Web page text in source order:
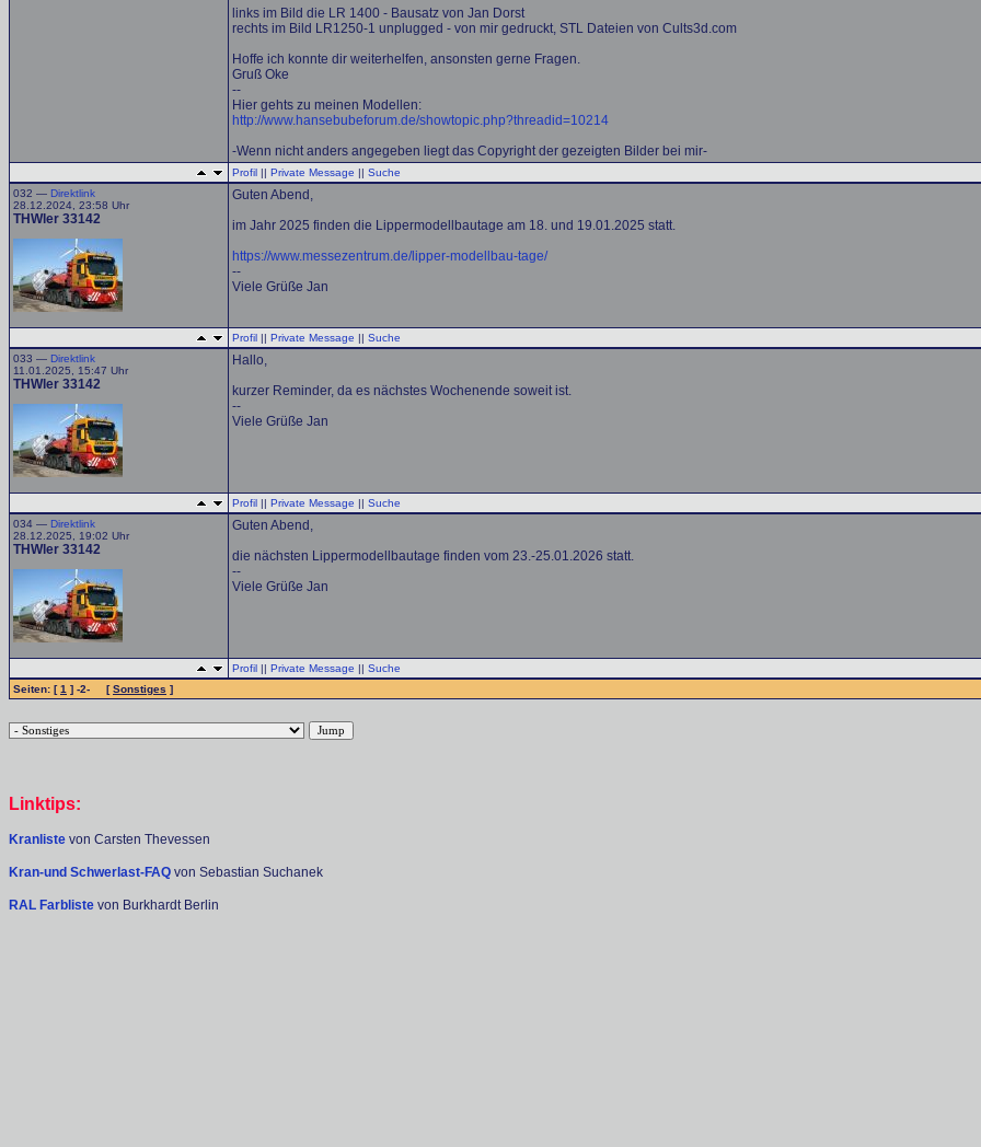
links im Bild die LR 1400 - Bausatz von Jan Dorst
rechts im Bild LR1250-1 unplugged - von mir gedruckt, STL Dateien von Cults3d.com
Hoffe ich konnte dir weiterhelfen, ansonsten gerne Fragen.
Gruß Oke
--
Hier gehts zu meinen Modellen:
http://www.hansebubeforum.de/showtopic.php?threadid=10214
-Wenn nicht anders angegeben liegt das Copyright der gezeigten Bilder bei mir-
Profil || Private Message || Suche
032 — Direktlink
28.12.2024, 23:58 Uhr
THWler 33142
Guten Abend,
im Jahr 2025 finden die Lippermodellbautage am 18. und 19.01.2025 statt.
https://www.messezentrum.de/lipper-modellbau-tage/
--
Viele Grüße Jan
Profil || Private Message || Suche
033 — Direktlink
11.01.2025, 15:47 Uhr
THWler 33142
Hallo,
kurzer Reminder, da es nächstes Wochenende soweit ist.
--
Viele Grüße Jan
Profil || Private Message || Suche
034 — Direktlink
28.12.2025, 19:02 Uhr
THWler 33142
Guten Abend,
die nächsten Lippermodellbautage finden vom 23.-25.01.2026 statt.
--
Viele Grüße Jan
Profil || Private Message || Suche
Seiten: [1 ] -2- [Sonstiges ]
Linktips:
Kranliste von Carsten Thevessen
Kran-und Schwerlast-FAQ von Sebastian Suchanek
RAL Farbliste von Burkhardt Berlin